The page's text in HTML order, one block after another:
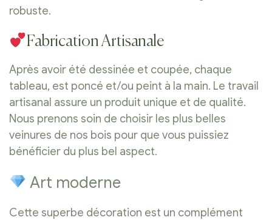
robuste.
Fabrication Artisanale
Après avoir été dessinée et coupée, chaque
tableau, est poncé et/ou peint à la main. Le travail
artisanal assure un produit unique et de qualité.
Nous prenons soin de choisir les plus belles
veinures de nos bois pour que vous puissiez
bénéficier du plus bel aspect.
Art moderne
Cette superbe décoration est un complément